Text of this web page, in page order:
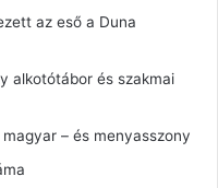
az eső a Duna
alkotótábor és szakmai
– és menyasszony